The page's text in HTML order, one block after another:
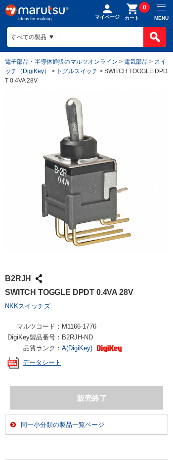
マイページ カート
0
MENU
電子部品・半導体通販のマルツオンライン > 電気部品 > スイ
ッチ（DigiKey）
> トグルスイッチ > SWITCH TOGGLE DPD
T 0.4VA 28V
B2RJH
SWITCH TOGGLE DPDT 0.4VA 28V
NKKスイッチズ
マルツコード： M1166-1776
DigiKey製品番号： B2RJH-ND
品質ランク： A(DigiKey)
データシート
同一小分類の製品一覧ページ